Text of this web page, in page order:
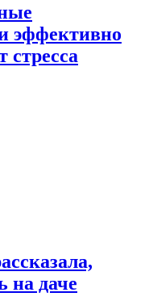
эффективно
стресса
на даче